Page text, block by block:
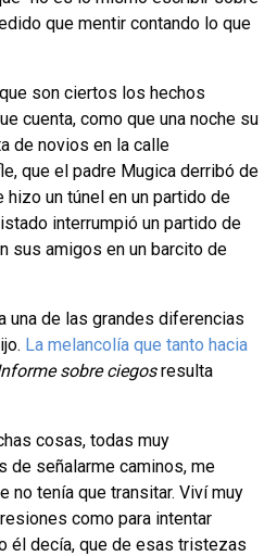
que mentir contando lo que
son ciertos los hechos
cuenta, como que una noche su
de novios en la calle
que el padre Mugica derribó de
hizo un túnel en un partido de
interrumpió un partido de
sus amigos en un barcito de
una de las grandes diferencias
La melancolía que tanto hacia
sobre ciegosresulta
cosas, todas muy
de señalarme caminos, me
no tenía que transitar. Viví muy
como para intentar
él decía, que de esas tristezas